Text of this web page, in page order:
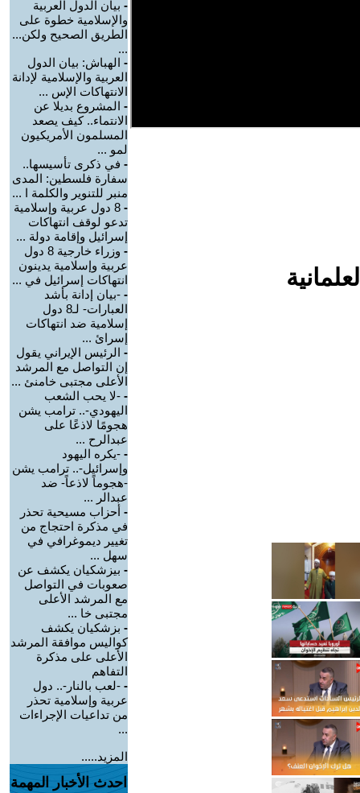
- بيان الدول العربية
والإسلامية خطوة على
الطريق الصحيح ولكن...
...
- الهباش: بيان الدول
العربية والإسلامية لإدانة
الانتهاكات الإس ...
- المشروع بديلا عن
الانتماء.. كيف يصعد
المسلمون الأمريكيون
لمو ...
- في ذكرى تأسيسها..
سفارة فلسطين: المدى
منبر للتنوير والكلمة ا ...
-
8 دول عربية وإسلامية
تدعو لوقف انتهاكات
إسرائيل وإقامة دولة ...
-
وزراء خارجية 8 دول
عربية وإسلامية يدينون
انتهاكات إسرائيل في ...
- -بيان إدانة بأشد
العبارات- لـ8 دول
إسلامية ضد انتهاكات
إسرائ ...
- الرئيس الإيراني يقول
إن التواصل مع المرشد
الأعلى مجتبى خامنئ ...
- -لا يحب الشعب
اليهودي-.. ترامب يشن
هجومًا لاذعًا على
عبدالرح ...
- -يكره اليهود
وإسرائيل-.. ترامب يشن
-هجوماً لاذعاً- ضد
عبدالر ...
- أحزاب مسيحية تحذر
في مذكرة احتجاج من
تغيير ديموغرافي في
سهل ...
- بيزشكيان يكشف عن
صعوبات في التواصل
مع المرشد الأعلى
مجتبى خا ...
- بزشكيان يكشف
كواليس موافقة المرشد
الأعلى على مذكرة
التفاهم
- -لعب بالنار-.. دول
عربية وإسلامية تحذر
من تداعيات الإجراءات
...
المزيد.....
احدث الأخبار المهمة